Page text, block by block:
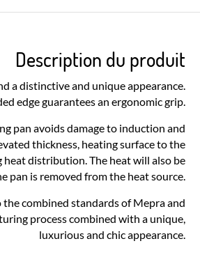
Description du produit
a distinctive and unique appearance.
edge guarantees an ergonomic grip.
pan avoids damage to induction and
thickness, heating surface to the
heat distribution. The heat will also be
pan is removed from the heat source.
combined standards of Mepra and
process combined with a unique,
luxurious and chic appearance.